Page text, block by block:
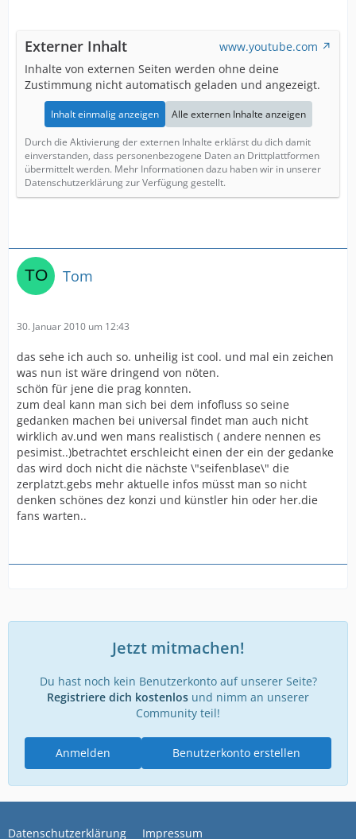
Externer Inhalt
www.youtube.com
Inhalte von externen Seiten werden ohne deine
Zustimmung nicht automatisch geladen und angezeigt.
Inhalt einmalig anzeigen Alle externen Inhalte anzeigen
Durch die Aktivierung der externen Inhalte erklärst du dich damit
einverstanden, dass personenbezogene Daten an Drittplattformen
übermittelt werden. Mehr Informationen dazu haben wir in unserer
Datenschutzerklärung zur Verfügung gestellt.
Tom
30. Januar 2010 um 12:43
das sehe ich auch so. unheilig ist cool. und mal ein zeichen
was nun ist wäre dringend von nöten.
schön für jene die prag konnten.
zum deal kann man sich bei dem infofluss so seine
gedanken machen bei universal findet man auch nicht
wirklich av.und wen mans realistisch ( andere nennen es
pesimist..)betrachtet erschleicht einen der ein der gedanke
das wird doch nicht die nächste \"seifenblase\" die
zerplatzt.gebs mehr aktuelle infos müsst man so nicht
denken schönes dez konzi und künstler hin oder her.die
fans warten..
Jetzt mitmachen!
Du hast noch kein Benutzerkonto auf unserer Seite?
Registriere dich kostenlos und nimm an unserer
Community teil!
Benutzerkonto erstellen
Anmelden
Datenschutzerklärung Impressum